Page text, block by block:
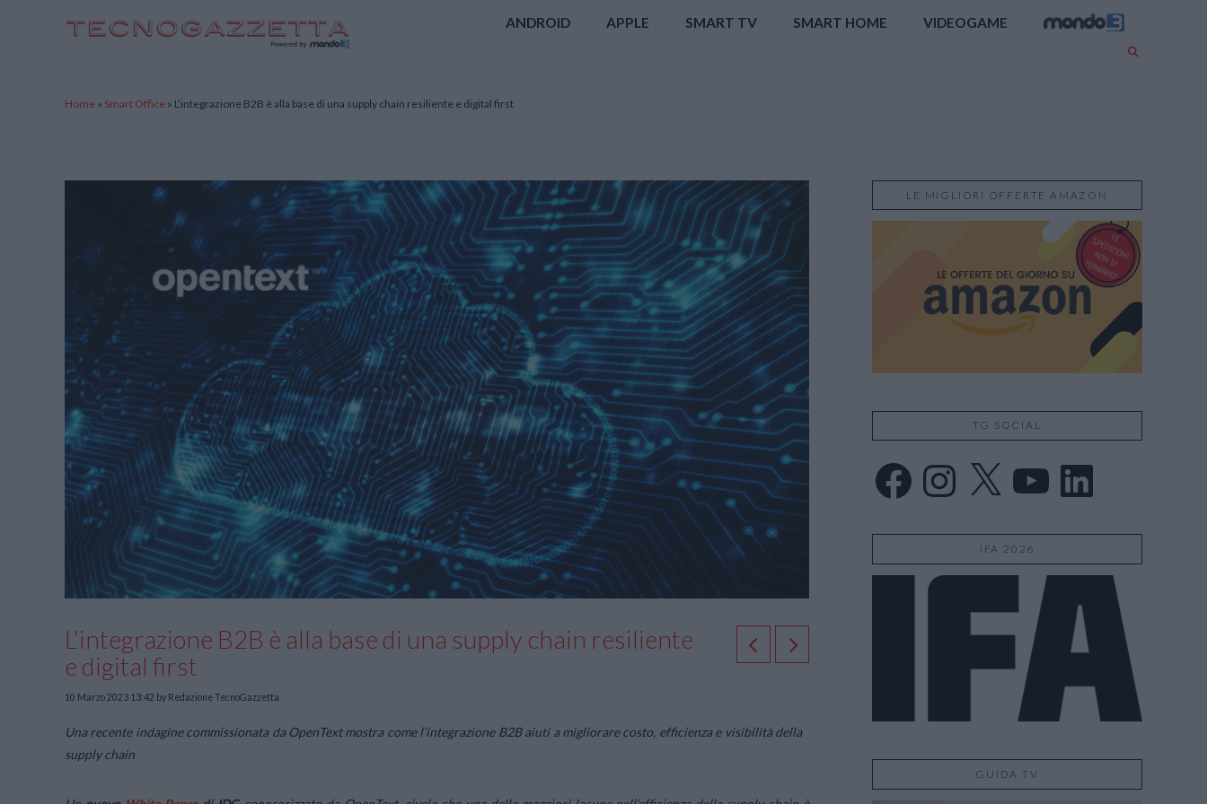
ANDROID APPLE SMART TV SMART HOME VIDEOGAME
Home » Smart Office » L’integrazione B2B è alla base di una supply chain resiliente e digital first
L’integrazione B2B è alla base di una supply chain resiliente
e digital first
10 Marzo 2023 13:42 by Redazione TecnoGazzetta
Una recente indagine commissionata da OpenText mostra come l’integrazione B2B aiuti a migliorare costo, efficienza e visibilità della
supply chain
LE MIGLIORI OFFERTE AMAZON
TG SOCIAL
Facebook Instagram YouTube LinkedIn
IFA 2026
GUIDA TV